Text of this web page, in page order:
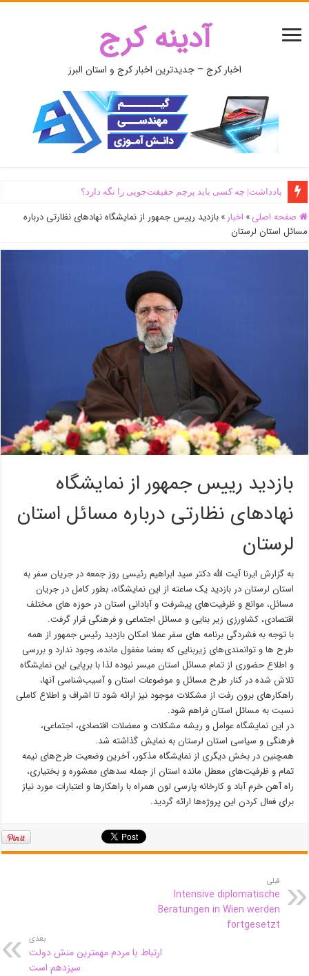
آدینه کرج
اخبار کرج – جدیدترین اخبار کرج و استان البرز
یادداشت| ‌چه کسی باید پرچم حقیقت‌جویی را نگه دارد؟
صفحه اصلی » اخبار » بازدید رییس جمهور از نمایشگاه نهادهای نظارتی درباره
مسائل استان لرستان
بازدید رییس جمهور از نمایشگاه
نهادهای نظارتی درباره مسائل استان
لرستان
به گزارش ایرنا آیت الله دکتر سید ابراهیم رئیسی روز جمعه در جریان سفر به
استان لرستان در بازدید یک ساعته از این نمایشگاه، بطور کامل در جریان
مسائل، موانع و ظرفیت‌های پیشرفت و آبادانی استان در حوزه های مختلف
اقتصادی، کشاورزی زیر بنایی و مسائل اجتماعی و فرهنگی قرار گرفت.
با توجه به فشردگی برنامه های سفر عملا امکان بازدید رئیس جمهور از همه
طرح ها و توانمندی‌های زیربنایی که بعضا مغفول مانده، وجود ندارد و بررسی
و اطلاع حضوری از تمام مسائل استان میسر نبوده لذا با برپایی این نمایشگاه
تلاش شده در کنار طرح مسائل و موضوعات استان و آسیب‌شناسی آنها،
راهکارهای برون رفت از مشکلات موجود نیز ارائه شود تا اشراف و اطلاع کاملی
نسبت به مسائل استان فراهم شود.
در این نمایشگاه عوامل و ریشه مشکلات و معضلات اقتصادی، اجتماعی،
فرهنگی و سیاسی استان لرستان به نمایش گذاشته شد.
همچنین در بخش دیگری از نمایشگاه مذکور، آخرین وضعیت طرح‌های نیمه
تمام و ظرفیت‌های معطل مانده استان از جمله سدهای معشوره و بختیاری،
راه آهن خرم آباد و کارخانه پارسی لون همراه با راهکارها و اعتبارات مورد نیاز
برای فعال کردن این پروژه‌ها ارائه گردید.
قبلی
Intensive diplomatische
Beratungen in Wien werden
fortgesetzt
بعدی
ارتباط با مردم مهمترین منش دولت
سیزدهم است